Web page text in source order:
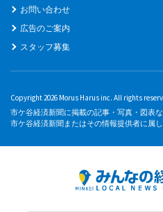
お問い合わせ
広告のご案内
スタッフ募集
Copyright 2026 Morus Harus inc. All rights
市ケ谷経済新聞に掲載の記事・写真・図表
市ケ谷経済新聞またはその情報提供者に属し